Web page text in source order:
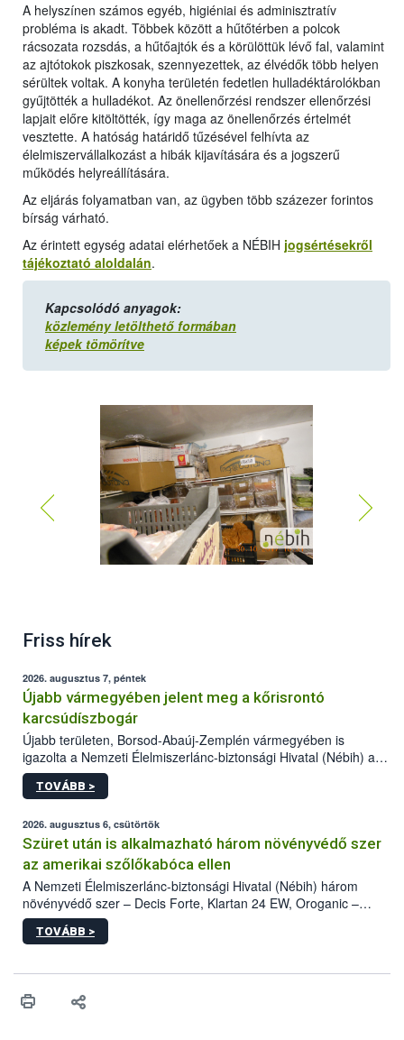
A helyszínen számos egyéb, higiéniai és adminisztratív
probléma is akadt. Többek között a hűtőtérben a polcok
rácsozata rozsdás, a hűtőajtók és a körülöttük lévő fal, valamint
az ajtótokok piszkosak, szennyezettek, az élvédők több helyen
sérültek voltak. A konyha területén fedetlen hulladéktárolókban
gyűjtötték a hulladékot. Az önellenőrzési rendszer ellenőrzési
lapjait előre kitöltötték, így maga az önellenőrzés értelmét
vesztette. A hatóság határidő tűzésével felhívta az
élelmiszervállalkozást a hibák kijavítására és a jogszerű
működés helyreállítására.
Az eljárás folyamatban van, az ügyben több százezer forintos
bírság várható.
Az érintett egység adatai elérhetőek a NÉBIH jogsértésekről
tájékoztató aloldalán.
Kapcsolódó anyagok:
közlemény letölthető formában
képek tömörítve
Friss hírek
2026. augusztus 7, péntek
Újabb vármegyében jelent meg a kőrisrontó
karcsúdíszbogár
Újabb területen, Borsod-Abaúj-Zemplén vármegyében is
igazolta a Nemzeti Élelmiszerlánc-biztonsági Hivatal (Nébih) a
kőrisrontó karcsúdíszbogár (Agrilus planipennis) jelenlétét. A
kártevőt nem csak színcsapdában találták meg, de már fertőzött
az intenzív felderítést, emellett az intézkedéseket a szlovák
hatósággal is összehangolják a terjedés megállítása érdekében.
TOVÁBB >
2026. augusztus 6, csütörtök
Szüret után is alkalmazható három növényvédő szer
az amerikai szőlőkabóca ellen
A Nemzeti Élelmiszerlánc-biztonsági Hivatal (Nébih) három
növényvédő szer – Decis Forte, Klartan 24 EW, Oroganic –
engedélyokiratát módosította, így azok a szüretet követően,
egészen a vesszőérettség (BBCH 91) stádiumáig
érésű szőlőkben is legyen lehetőség a károsító elleni további
felhasználók számára is elérhető és ökológiai termesztésben is
TOVÁBB >